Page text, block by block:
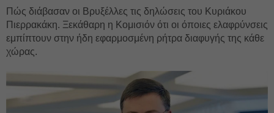
Πώς διάβασαν οι Βρυξέλλες τις δηλώσεις του Κυριάκου
Πιερρακάκη. Ξεκάθαρη η Κομισιόν ότι οι όποιες ελαφρύνσεις
εμπίπτουν στην ήδη εφαρμοσμένη ρήτρα διαφυγής της κάθε
χώρας.